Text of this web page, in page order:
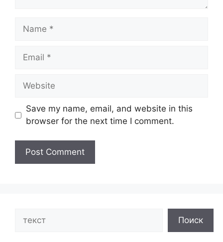
Name
Email
Website
Save my name, email, and website in this
browser for the next time I comment.
Поиск